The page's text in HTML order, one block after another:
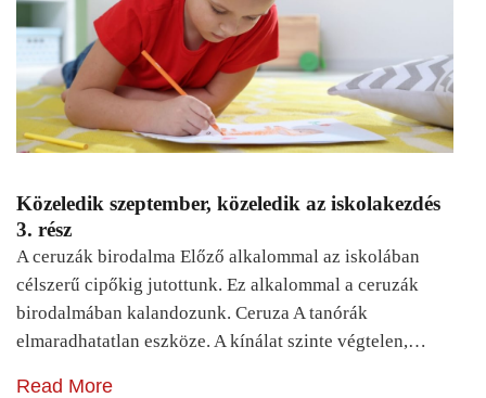
Közeledik szeptember, közeledik az iskolakezdés
3. rész
A ceruzák birodalma Előző alkalommal az iskolában
célszerű cipőkig jutottunk. Ez alkalommal a ceruzák
birodalmában kalandozunk. Ceruza A tanórák
elmaradhatatlan eszköze. A kínálat szinte végtelen,…
Read More